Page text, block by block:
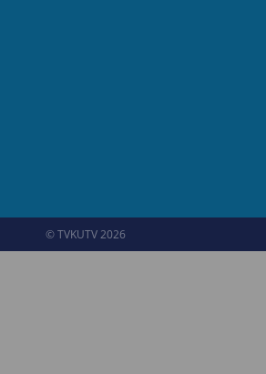
© TVKUTV 2026